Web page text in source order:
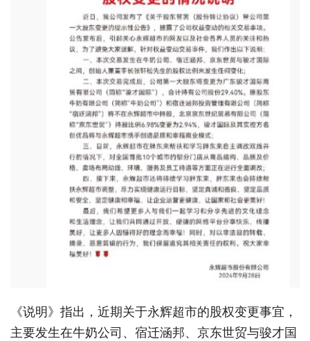
《说明》指出，近期关于永辉超市的股权变更事宜，
主要发生在牛奶公司、宿迁涵邦、京东世贸与骏才国